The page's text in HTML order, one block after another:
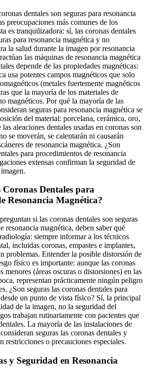
dentales son seguras para resonancia
preocupaciones más comunes de los
es tranquilizadora: sí, las coronas dentales
para resonancia magnética y no
la salud durante la imagen por resonancia
las máquinas de resonancia magnética
depende de las propiedades magnéticas:
usa potentes campos magnéticos que solo
(metales fuertemente magnéticos
que la mayoría de los materiales de
magnéticos. Por qué la mayoría de las
seguras para resonancia magnética se
del material: porcelana, cerámica, oro,
aleaciones dentales usadas en coronas son
se moverán, se calentarán ni causarán
de resonancia magnética. ¿Son
para procedimientos de resonancia
extensas confirman la seguridad de
Coronas Dentales para
Resonancia Magnética?
si las coronas dentales son seguras
resonancia magnética, deben saber qué
siempre informar a los técnicos
incluidas coronas, empastes e implantes,
problemas. Entender la posible distorsión de
físico es importante: aunque las coronas
menores (áreas oscuras o distorsiones) en las
representan prácticamente ningún peligro
¿Son seguras las coronas dentales para
un punto de vista físico? Sí, la principal
de la imagen, no la seguridad del
trabajan rutinariamente con pacientes que
La mayoría de las instalaciones de
seguras las coronas dentales y
restricciones o precauciones especiales.
y Seguridad en Resonancia